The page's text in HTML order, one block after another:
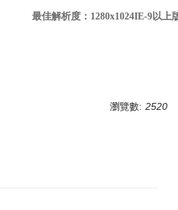
最佳解析度：1280x1024IE-9
瀏覽數: 2520